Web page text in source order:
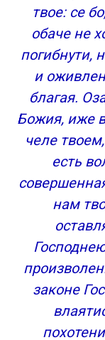
твое: се
обаче не
погибнути,
и
благая.
Божия, иже
челе
есть
нам
законе